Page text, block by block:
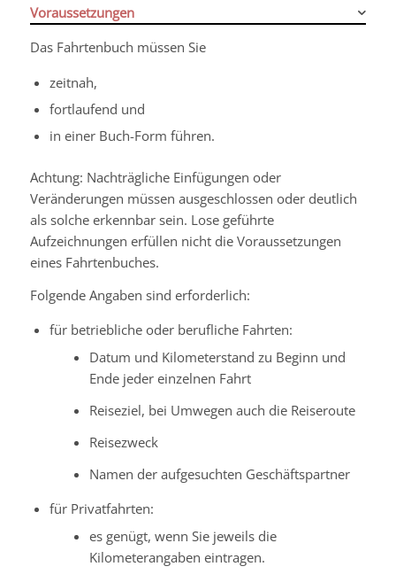
Voraussetzungen
Das Fahrtenbuch müssen Sie
zeitnah,
fortlaufend und
in einer Buch-Form führen.
Achtung: Nachträgliche Einfügungen oder
Veränderungen müssen ausgeschlossen oder deutlich
als solche erkennbar sein. Lose geführte
Aufzeichnungen erfüllen nicht die Voraussetzungen
eines Fahrtenbuches.
Folgende Angaben sind erforderlich:
für betriebliche oder berufliche Fahrten:
Datum und Kilometerstand zu Beginn und
Ende jeder einzelnen Fahrt
Reiseziel, bei Umwegen auch die Reiseroute
Reisezweck
Namen der aufgesuchten Geschäftspartner
für Privatfahrten:
es genügt, wenn Sie jeweils die
Kilometerangaben eintragen.